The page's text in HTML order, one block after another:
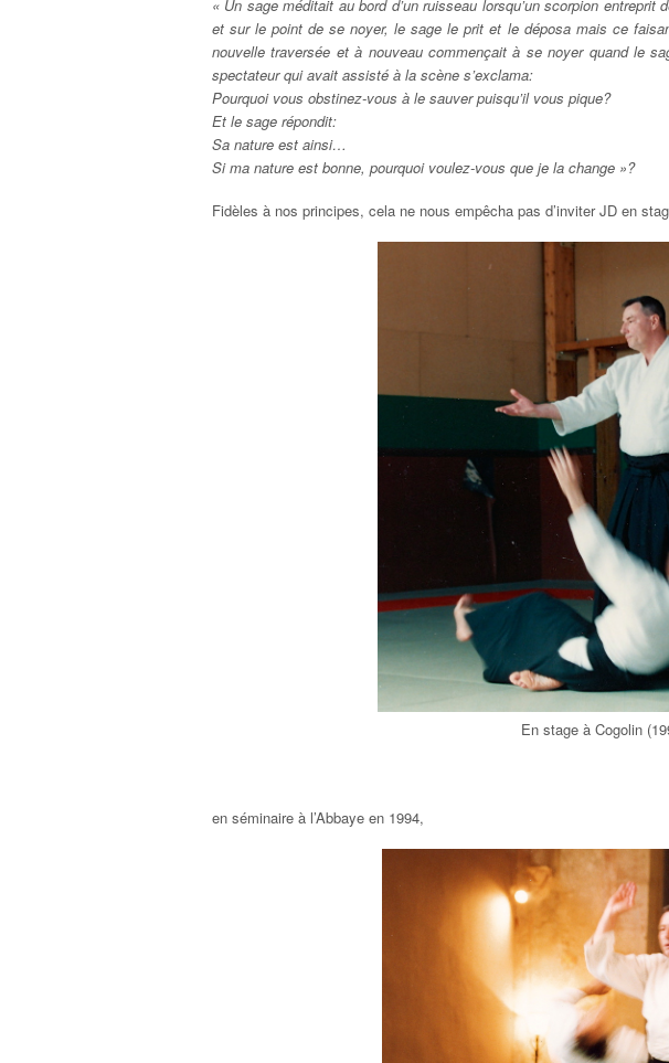
« Un sage méditait au bord d’un ruisseau lorsqu’un scorpion
et sur le point de se noyer, le sage le prit et le déposa mais ce
nouvelle traversée et à nouveau commençait à se noyer quand le
spectateur qui avait assisté à la scène s’exclama:
Pourquoi vous obstinez-vous à le sauver puisqu’il vous pique?
Et le sage répondit:
Sa nature est ainsi…
Si ma nature est bonne, pourquoi voulez-vous que je la change »?
Fidèles à nos principes, cela ne nous empêcha pas d’inviter JD en
En stage à Cogolin
en séminaire à l’Abbaye en 1994,